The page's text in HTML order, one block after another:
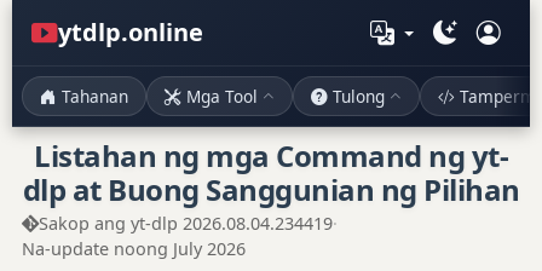
ytdlp.online
Tahanan Mga Tool Tulong
Listahan ng mga Command ng yt-
dlp at Buong Sanggunian ng Pilihan
Sakop ang yt-dlp 2026.08.04.234419·
Na-update noong July 2026